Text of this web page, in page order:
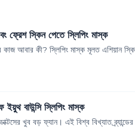
ফ্রেশ স্কিন পেতে স্লিপিং মাস্ক
কাজ আবার কী? স্লিপিং মাস্ক মূলত এশিয়ান
বাউন্সি স্লিপিং মাস্ক
খুব বড় ফ্যান। এই বিশ্ব বিখ্যাত